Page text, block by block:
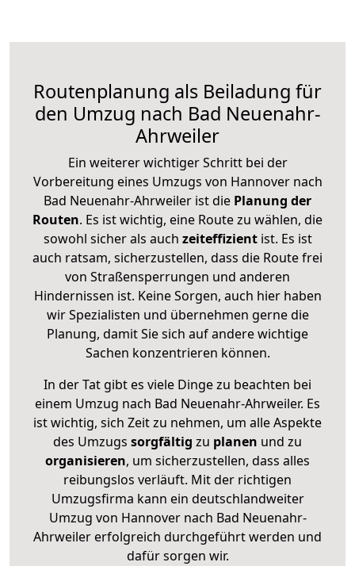
Routenplanung als Beiladung für
den Umzug nach Bad Neuenahr-
Ahrweiler
Ein weiterer wichtiger Schritt bei der
Vorbereitung eines Umzugs von Hannover nach
Bad Neuenahr-Ahrweiler ist die Planung der
Routen. Es ist wichtig, eine Route zu wählen, die
sowohl sicher als auch zeiteffizientist. Es ist
auch ratsam, sicherzustellen, dass die Route frei
von Straßensperrungen und anderen
Hindernissen ist. Keine Sorgen, auch hier haben
wir Spezialisten und übernehmen gerne die
Planung, damit Sie sich auf andere wichtige
Sachen konzentrieren können.
In der Tat gibt es viele Dinge zu beachten bei
einem Umzug nach Bad Neuenahr-Ahrweiler. Es
ist wichtig, sich Zeit zu nehmen, um alle Aspekte
des Umzugs sorgfältig zu planen und zu
organisieren, um sicherzustellen, dass alles
reibungslos verläuft. Mit der richtigen
Umzugsfirma kann ein deutschlandweiter
Umzug von Hannover nach Bad Neuenahr-
Ahrweiler erfolgreich durchgeführt werden und
dafür sorgen wir.